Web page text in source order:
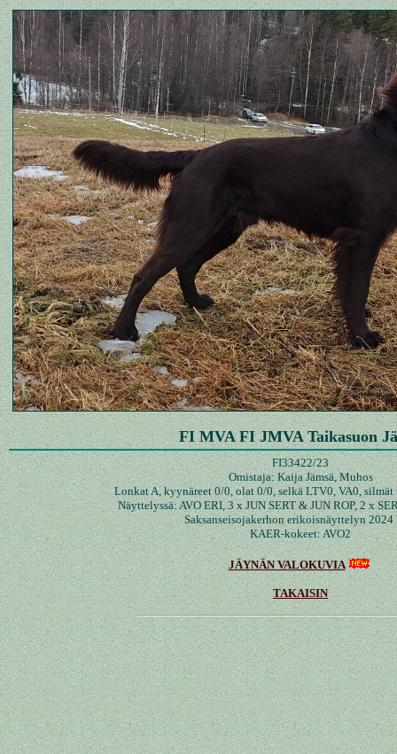
FI MVA FI JMVA Taikasuon
FI33422/23
Omistaja: Kaija Jämsä, Muhos
Lonkat A, kyynäreet 0/0, olat 0/0, selkä LTV0, VA0, silmät
Näyttelyssä: AVO ERI, 3 x JUN SERT & JUN ROP, 2 x
Saksanseisojakerhon erikoisnäyttelyn 2024
KAER-kokeet: AVO2
JÄYNÄN VALOKUVIA
TAKAISIN